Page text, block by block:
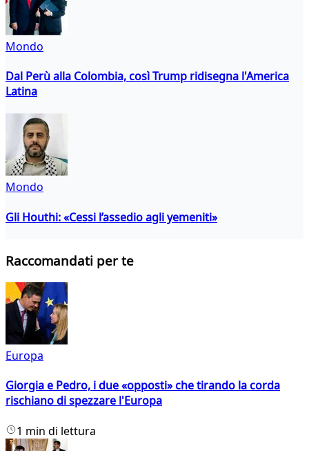
Mondo
Dal Perù alla Colombia, così Trump ridisegna l'America
Latina
Mondo
Gli Houthi: «Cessi l’assedio agli yemeniti»
Raccomandati per te
Europa
Giorgia e Pedro, i due «opposti» che tirando la corda
rischiano di spezzare l'Europa
1 min di lettura